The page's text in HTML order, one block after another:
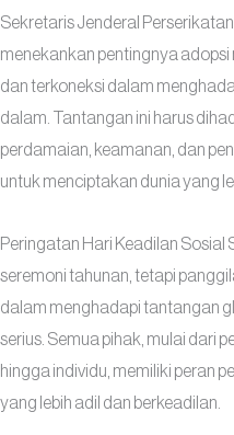
Sekretaris Jenderal
menekankan pentingnya
dan terkoneksi dalam
dalam. Tantangan ini harus
perdamaian, keamanan, dan
untuk menciptakan dunia yang
Peringatan Hari Keadilan
seremoni tahunan, tetapi
dalam menghadapi tantangan
serius. Semua pihak, mulai dari
hingga individu, memiliki peran
yang lebih adil dan berkeadilan.